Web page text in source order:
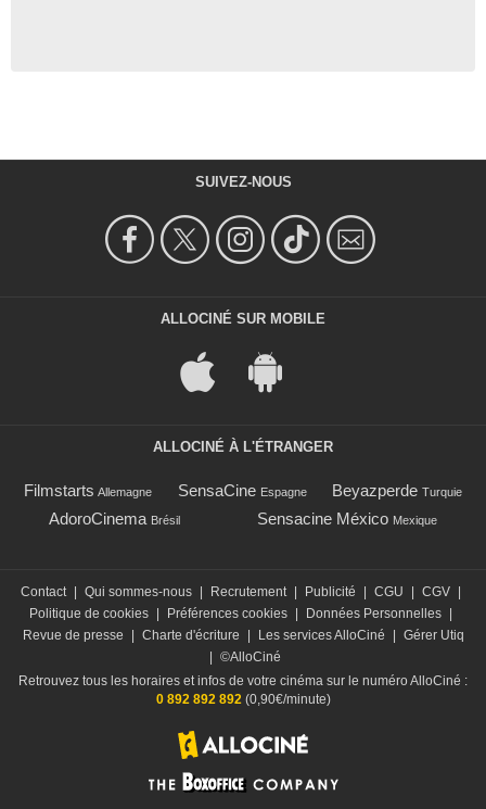
SUIVEZ-NOUS
ALLOCINÉ SUR MOBILE
ALLOCINÉ À L'ÉTRANGER
Filmstarts Allemagne SensaCine Espagne Beyazperde Turquie
AdoroCinema Brésil Sensacine México Mexique
Contact Qui sommes-nous Recrutement Publicité CGU CGV
Politique de cookies
Préférences cookies Données Personnelles
Revue de presse
Charte d'écriture Les services AlloCiné
Gérer Utiq
©AlloCiné
Retrouvez tous les horaires et infos de votre cinéma sur le numéro AlloCiné :
0 892 892 892(0,90€/minute)